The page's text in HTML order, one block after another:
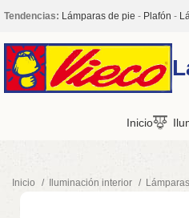
Tendencias: Lámparas de pie - Plafón -
Inicio
Inicio Iluminación interior Lámparas